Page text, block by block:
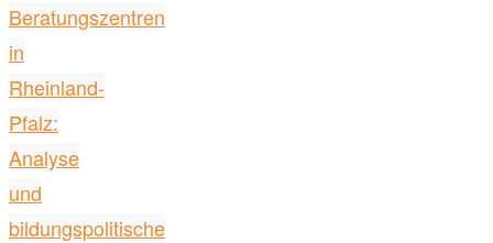
Beratungszentren
in
Rheinland-
Pfalz:
Analyse
und
bildungspolitische